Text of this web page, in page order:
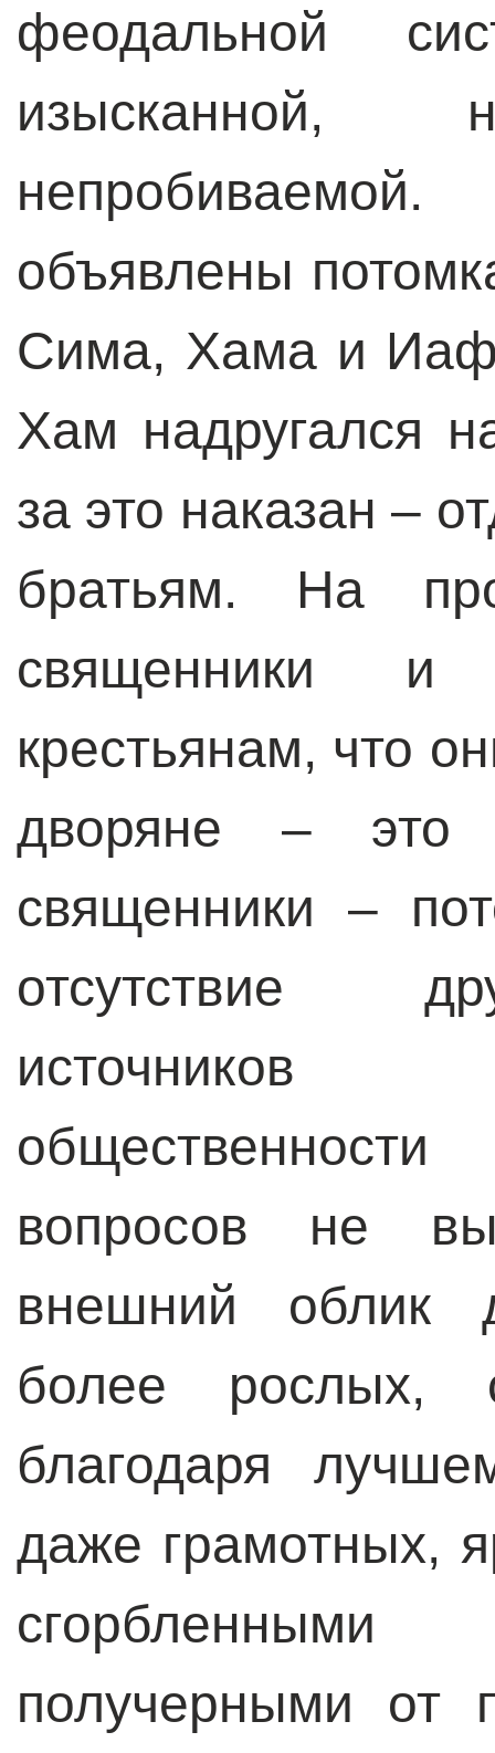
феодальной
объявлены
Сима, Хама и
Хам надругался
за это наказан –
братьям. На
священники и
крестьянам, что
дворяне – это
священники –
отсутствие
вопросов не
внешний облик
более рослых,
благодаря
даже грамотных,
получерными от